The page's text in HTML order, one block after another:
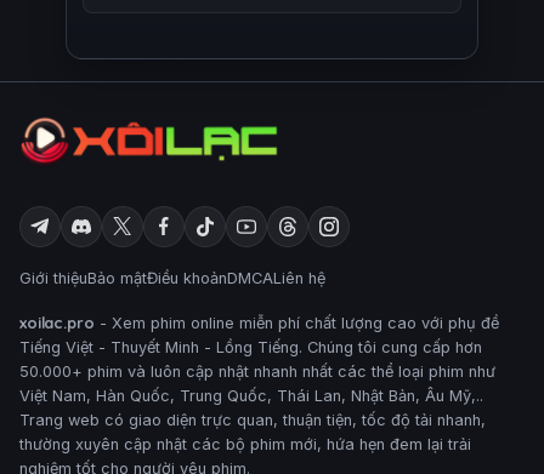
Giới thiệuBảo mậtĐiều khoảnDMCALiên hệ
xoilac.pro - Xem phim online miễn phí chất lượng cao với phụ đề
Tiếng Việt - Thuyết Minh - Lồng Tiếng. Chúng tôi cung cấp hơn
50.000+ phim và luôn cập nhật nhanh nhất các thể loại phim như
Việt Nam, Hàn Quốc, Trung Quốc, Thái Lan, Nhật Bản, Âu Mỹ,..
Trang web có giao diện trực quan, thuận tiện, tốc độ tải nhanh,
thường xuyên cập nhật các bộ phim mới, hứa hẹn đem lại trải
nghiệm tốt cho người yêu phim.